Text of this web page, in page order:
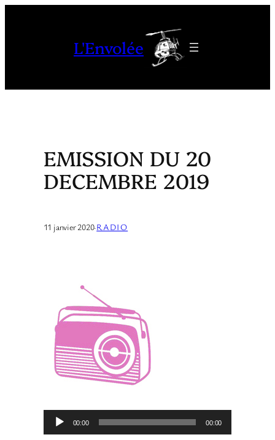
L'Envolée
EMISSION DU 20
DECEMBRE 2019
11 janvier 2020·RADIO
e
00:00 00:00